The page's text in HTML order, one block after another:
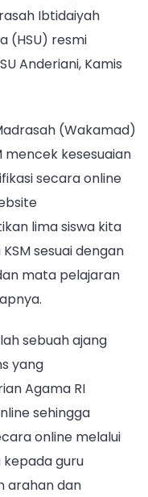
Ibtidaiyah
(HSU) resmi
Anderiani, Kamis
(Wakamad)
mencek kesesuaian
secara online
lima siswa kita
sesuai dengan
mata pelajaran
sebuah ajang
yang
Agama RI
sehingga
online melalui
guru
arahan dan